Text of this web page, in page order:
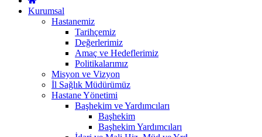
Kurumsal
Hastanemiz
Tarihçemiz
Değerlerimiz
Amaç ve Hedeflerimiz
Politikalarımız
Misyon ve Vizyon
İl Sağlık Müdürümüz
Hastane Yönetimi
Başhekim ve Yardımcıları
Başhekim
Başhekim Yardımcıları